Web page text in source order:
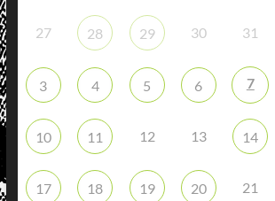
27 28 29 30 31
3 4 5 6 7
10 11 12 13 14
17 18 19 20 21